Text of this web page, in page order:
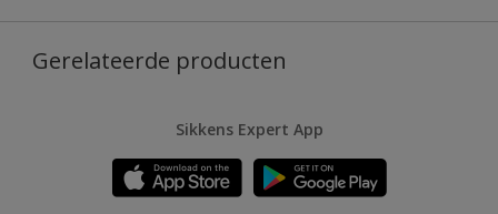
Gerelateerde producten
Sikkens Expert App